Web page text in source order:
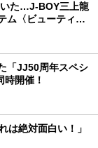
いた…J-BOY三上龍
ム〈ビューティ＆
「JJ50周年スペシ
開催！
は絶対面白い！」